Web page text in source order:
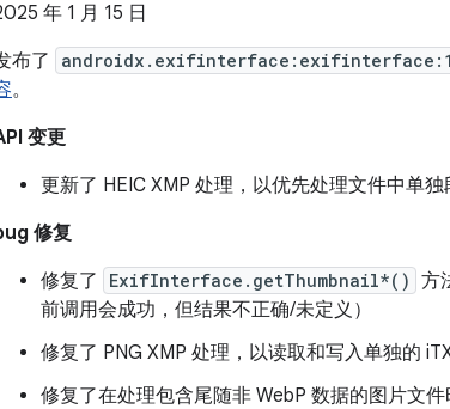
年 1 月 15 日
布了
。
变更
更新了 HEIC XMP 处理，以优先处理文件中单
修复
修复了
ExifInterface.getThumbnail*() 方
前调用会成功，但结果不正确/未定义）
修复了 PNG XMP 处理，以读取和写入单独的
修复了在处理包含尾随非 WebP 数据的图片文